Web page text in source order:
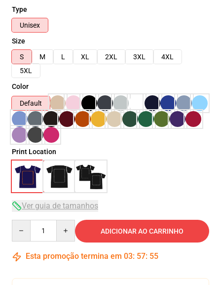
Type
Unisex
Size
S
M L XL 2XL 3XL
4XL
5XL
Color
Default
Print Location
Ver guia de tamanhos
ADICIONAR AO CARRINHO
Esta promoção termina em 03: 57: 54